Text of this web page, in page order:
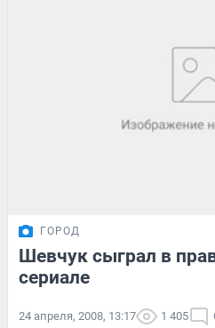
ГОРОД
Шевчук сыграл в
сериале
24 апреля, 2008, 13:17 1 405